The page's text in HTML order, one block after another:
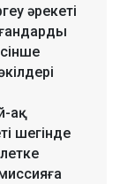
әрекеті
ақ
шегінде